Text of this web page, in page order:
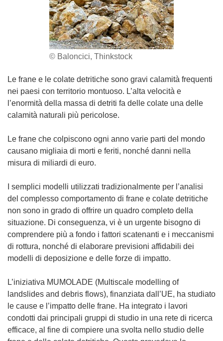
© Baloncici, Thinkstock
Le frane e le colate detritiche sono gravi calamità frequenti
nei paesi con territorio montuoso. L’alta velocità e
l’enormità della massa di detriti fa delle colate una delle
calamità naturali più pericolose.
Le frane che colpiscono ogni anno varie parti del mondo
causano migliaia di morti e feriti, nonché danni nella
misura di miliardi di euro.
I semplici modelli utilizzati tradizionalmente per l’analisi
del complesso comportamento di frane e colate detritiche
non sono in grado di offrire un quadro completo della
situazione. Di conseguenza, vi è un urgente bisogno di
comprendere più a fondo i fattori scatenanti e i meccanismi
di rottura, nonché di elaborare previsioni affidabili dei
modelli di deposizione e delle forze di impatto.
L’iniziativa MUMOLADE (Multiscale modelling of
landslides and debris flows), finanziata dall’UE, ha studiato
le cause e l’impatto delle frane. Ha integrato i lavori
condotti dai principali gruppi di studio in una rete di ricerca
efficace, al fine di compiere una svolta nello studio delle